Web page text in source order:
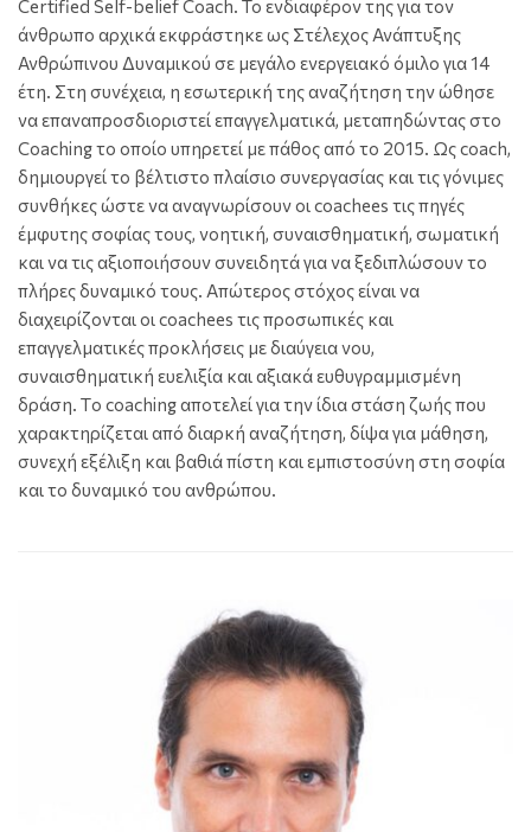
Certified Self-belief Coach. Το ενδιαφέρον της για τον
άνθρωπο αρχικά εκφράστηκε ως Στέλεχος Ανάπτυξης
Ανθρώπινου Δυναμικού σε μεγάλο ενεργειακό όμιλο για 14
έτη. Στη συνέχεια, η εσωτερική της αναζήτηση την ώθησε
να επαναπροσδιοριστεί επαγγελματικά, μεταπηδώντας στο
Coaching το οποίο υπηρετεί με πάθος από το 2015. Ως coach,
δημιουργεί το βέλτιστο πλαίσιο συνεργασίας και τις γόνιμες
συνθήκες ώστε να αναγνωρίσουν οι coachees τις πηγές
έμφυτης σοφίας τους, νοητική, συναισθηματική, σωματική
και να τις αξιοποιήσουν συνειδητά για να ξεδιπλώσουν το
πλήρες δυναμικό τους. Απώτερος στόχος είναι να
διαχειρίζονται οι coachees τις προσωπικές και
επαγγελματικές προκλήσεις με διαύγεια νου,
συναισθηματική ευελιξία και αξιακά ευθυγραμμισμένη
δράση. Τo coaching αποτελεί για την ίδια στάση ζωής που
χαρακτηρίζεται από διαρκή αναζήτηση, δίψα για μάθηση,
συνεχή εξέλιξη και βαθιά πίστη και εμπιστοσύνη στη σοφία
και το δυναμικό του ανθρώπου.